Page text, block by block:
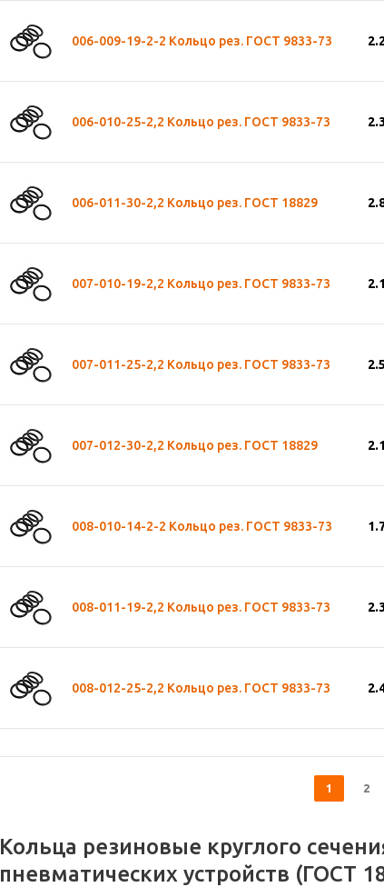
006-009-19-2-2 Кольцо рез. ГОСТ 9833-73
006-010-25-2,2 Кольцо рез. ГОСТ 9833-73
006-011-30-2,2 Кольцо рез. ГОСТ 18829
007-010-19-2,2 Кольцо рез. ГОСТ 9833-73
007-011-25-2,2 Кольцо рез. ГОСТ 9833-73
007-012-30-2,2 Кольцо рез. ГОСТ 18829
008-010-14-2-2 Кольцо рез. ГОСТ 9833-73
008-011-19-2,2 Кольцо рез. ГОСТ 9833-73
008-012-25-2,2 Кольцо рез. ГОСТ 9833-73
1 2
Кольца резиновые круглого
пневматических устройств (ГОСТ